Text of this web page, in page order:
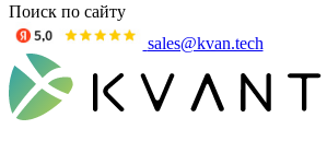
Поиск по сайту
sales@kvan.tech